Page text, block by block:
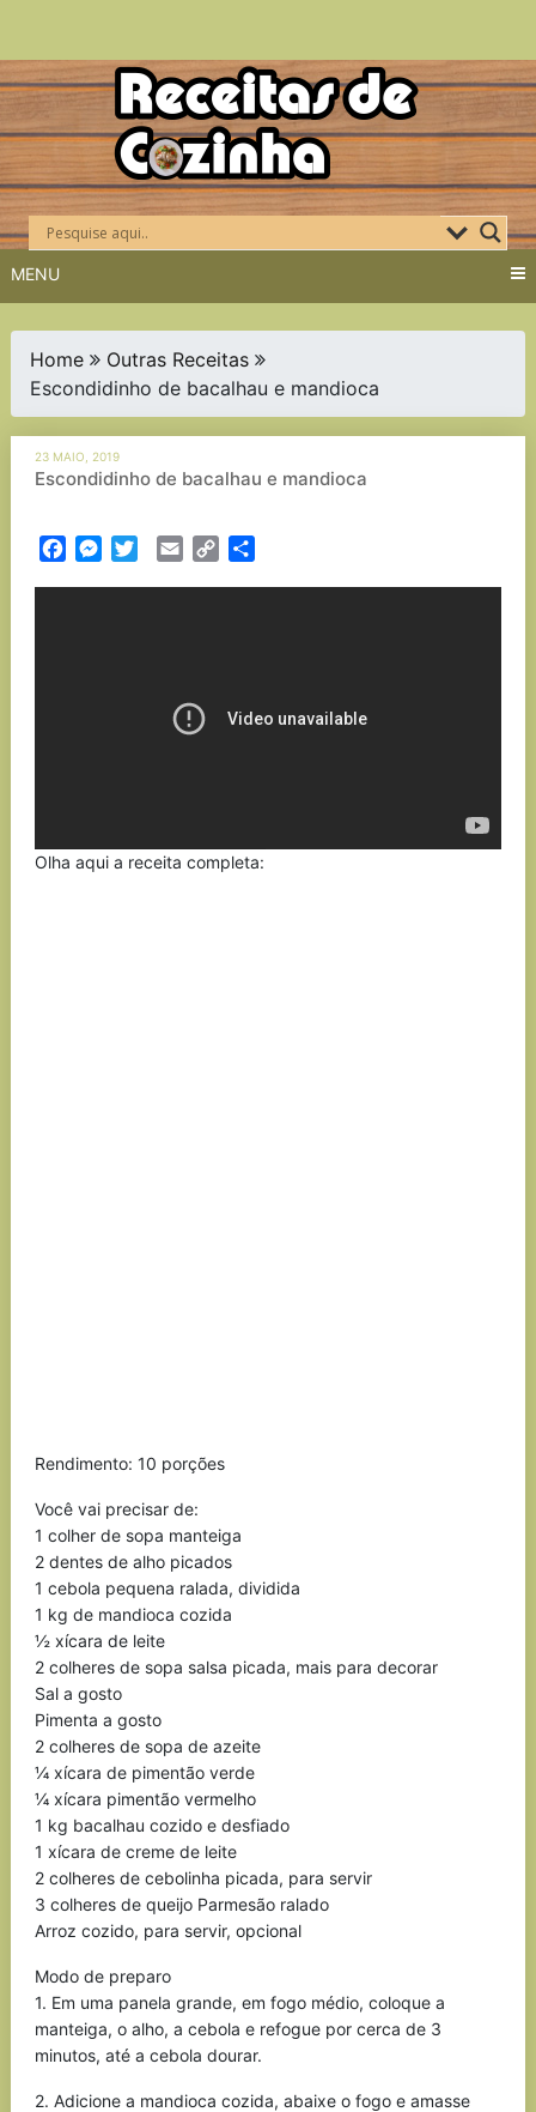
Skip
to
content
MENU
Home
Outras Receitas
Escondidinho de bacalhau e mandioca
23 MAIO, 2019
Escondidinho de bacalhau e mandioca
FacebookMessenger
TwitterEmail Copy
Olha aqui a receita completa:
Rendimento: 10 porções
Você vai precisar de:
1 colher de sopa manteiga
2 dentes de alho picados
1 cebola pequena ralada, dividida
1 kg de mandioca cozida
½ xícara de leite
2 colheres de sopa salsa picada, mais para decorar
Sal a gosto
Pimenta a gosto
2 colheres de sopa de azeite
¼ xícara de pimentão verde
¼ xícara pimentão vermelho
1 kg bacalhau cozido e desfiado
1 xícara de creme de leite
2 colheres de cebolinha picada, para servir
3 colheres de queijo Parmesão ralado
Arroz cozido, para servir, opcional
Modo de preparo
1. Em uma panela grande, em fogo médio, coloque a
manteiga, o alho, a cebola e refogue por cerca de 3
minutos, até a cebola dourar.
2. Adicione a mandioca cozida, abaixe o fogo e amasse